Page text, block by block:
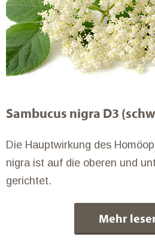
Sambucus nigra D3
Die Hauptwirkung des
nigra ist auf die oberen und
gerichtet.
Mehr